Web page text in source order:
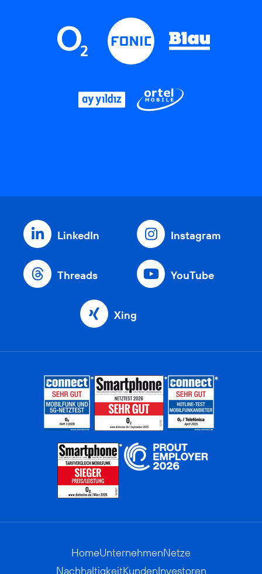
LinkedIn Instagram
Threads YouTube
Xing
HomeUnternehmenNetze
NachhaltigkeitKundenInvestoren